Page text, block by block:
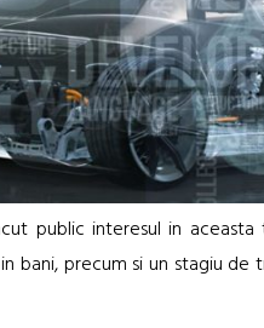
public interesul in
bani, precum si un stagiu de